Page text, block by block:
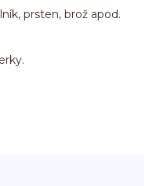
prsten, brož apod.